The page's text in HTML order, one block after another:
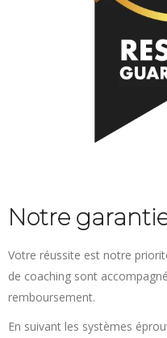
Notre
Votre réussite est notre
de coaching sont
remboursement.
En suivant les systèmes